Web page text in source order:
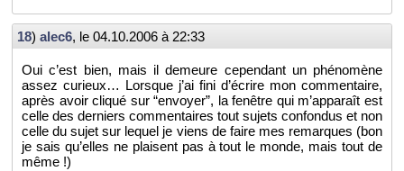
18) alec6, le 04.10.2006 à 22:33
Oui c’est bien, mais il de­meure ce­pen­dant un phé­no­mène
assez cu­rieux… Lorsque j’ai fini d’écrire mon com­men­taire,
après avoir cli­qué sur “en­voyer”, la fe­nêtre qui m’ap­pa­raît est
celle des der­niers com­men­taires tout su­jets confon­dus et non
celle du sujet sur le­quel je viens de faire mes re­marques (bon
je sais qu’elles ne plaisent pas à tout le monde, mais tout de
même !)